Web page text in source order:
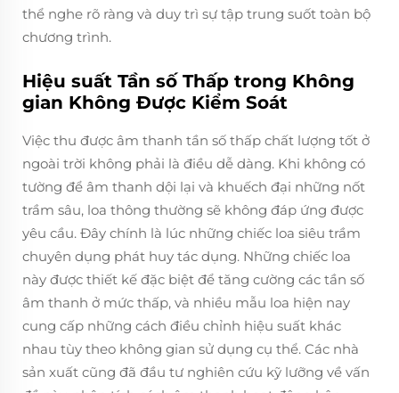
thể nghe rõ ràng và duy trì sự tập trung suốt toàn bộ
chương trình.
Hiệu suất Tần số Thấp trong Không
gian Không Được Kiểm Soát
Việc thu được âm thanh tần số thấp chất lượng tốt ở
ngoài trời không phải là điều dễ dàng. Khi không có
tường để âm thanh dội lại và khuếch đại những nốt
trầm sâu, loa thông thường sẽ không đáp ứng được
yêu cầu. Đây chính là lúc những chiếc loa siêu trầm
chuyên dụng phát huy tác dụng. Những chiếc loa
này được thiết kế đặc biệt để tăng cường các tần số
âm thanh ở mức thấp, và nhiều mẫu loa hiện nay
cung cấp những cách điều chỉnh hiệu suất khác
nhau tùy theo không gian sử dụng cụ thể. Các nhà
sản xuất cũng đã đầu tư nghiên cứu kỹ lưỡng về vấn